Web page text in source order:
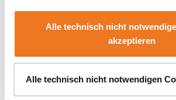
Alle technisch nicht
akzeptieren
Alle technisch nicht notwendigen
Wir klären auf: Was ist
Wirtschaftspsychologie?
Wenn du mit dem Gedanken spielst,
Psychologie zu studieren, schon mal
Wirtschaftspsychologie gehört hast,
genau richtig.